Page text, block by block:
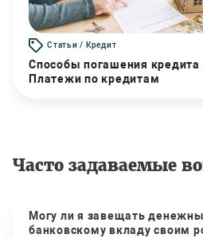
Статьи / Кредит
Способы погашения кредита |
Платежи по кредитам
Часто задаваемые
Могу ли я завещать
банковскому вкладу своим